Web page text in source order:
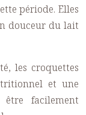
période. Elles
douceur du lait
les croquettes
et une
facilement